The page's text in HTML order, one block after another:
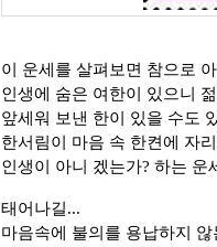
이 운세를 살펴보면 참으로
인생에 숨은 여한이 있으니
앞세워 보낸 한이 있을 수도
한서림이 마음 속 한켠에 자
인생이 아니 겠는가? 하는 운
태어나길...
마음속에 불의를 용납하지